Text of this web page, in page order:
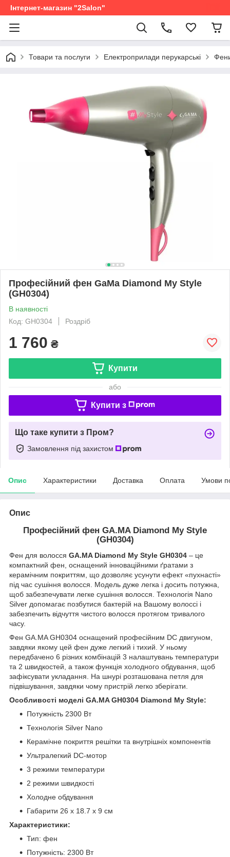
Інтернет-магазин "2Salon"
Товари та послуги Електроприлади перукарські
Професійний фен GaMa Diamond My Style
(GH0304)
В наявності
Код: GH0304
Роздріб
1 760 ₴
Купити
або
Купити з
Що таке купити з Пром?
Замовлення під захистом
Опис Характеристики Доставка Оплата Умови
Опис
Професійний фен GA.MA Diamond My Style
(GH0304)
Фен для волосся GA.MA Diamond My Style GH0304 – це
компактний фен, оснащений інноваційними ґратами з
керамічним покриттям, що дозволяє усунути ефект «пухнасті»
під час сушіння волосся. Модель дуже легка і досить потужна,
щоб забезпечувати легке сушіння волосся. Технологія Nano
Silver допомагає позбутися бактерій на Вашому волоссі і
забезпечить відчуття чистого волосся протягом тривалого
часу.
Фен GA.MA GH0304 оснащений професійним DC двигуном,
завдяки якому цей фен дуже легкий і тихий. У ньому
передбачено 6 різних комбінацій 3 налаштувань температури
та 2 швидкостей, а також функція холодного обдування, щоб
зафіксувати укладання. На шнурі розташована петля для
підвішування, завдяки чому пристрій легко зберігати.
Особливості моделі GA.MA GH0304 Diamond My Style:
Потужність 2300 Вт
Технологія Silver Nano
Керамічне покриття решітки та внутрішніх компонентів
Ультралегкий DC-мотор
3 режими температури
2 режими швидкості
Холодне обдування
Габарити 26 x 18.7 x 9 см
Характеристики:
Тип: фен
Потужність: 2300 Вт